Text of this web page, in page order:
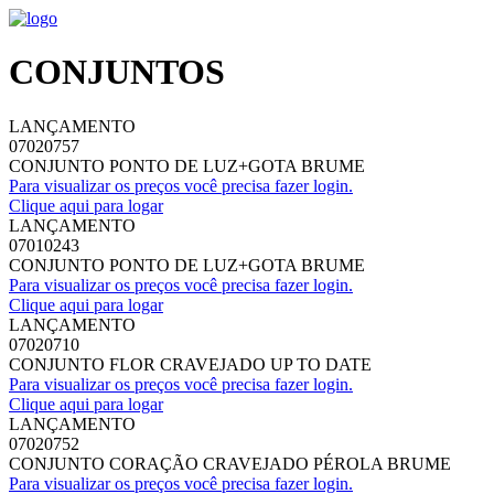
CONJUNTOS
LANÇAMENTO
07020757
CONJUNTO PONTO DE LUZ+GOTA BRUME
Para visualizar os preços você precisa fazer login.
Clique aqui para logar
LANÇAMENTO
07010243
CONJUNTO PONTO DE LUZ+GOTA BRUME
Para visualizar os preços você precisa fazer login.
Clique aqui para logar
LANÇAMENTO
07020710
CONJUNTO FLOR CRAVEJADO UP TO DATE
Para visualizar os preços você precisa fazer login.
Clique aqui para logar
LANÇAMENTO
07020752
CONJUNTO CORAÇÃO CRAVEJADO PÉROLA BRUME
Para visualizar os preços você precisa fazer login.